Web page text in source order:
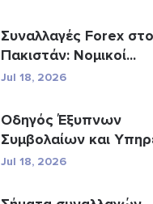
Συναλλαγές Forex στο
Πακιστάν: Νομικοί...
Jul 18, 2026
Οδηγός Έξυπνων
Συμβολαίων και
Jul 18, 2026